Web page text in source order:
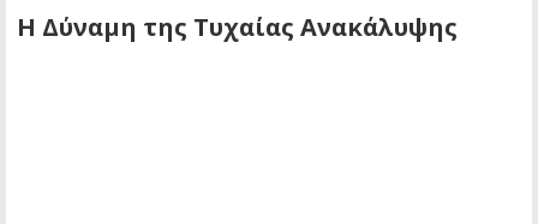
Η Δύναμη της Τυχαίας Ανακάλυψης